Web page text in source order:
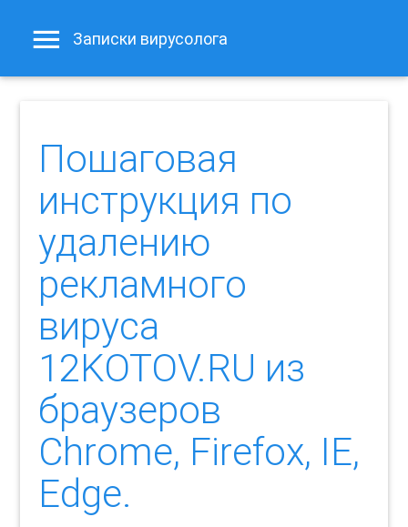
Записки вирусолога
Пошаговая
инструкция по
удалению
рекламного
вируса
12KOTOV.RU из
браузеров
Chrome, Firefox, IE,
Edge.